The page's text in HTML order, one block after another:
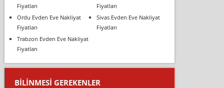
Fiyatları
Fiyatları
Ordu Evden Eve Nakliyat
Fiyatları
Sivas Evden Eve Nakliyat
Fiyatları
Trabzon Evden Eve Nakliyat
Fiyatları
BILINMESI GEREKENLER